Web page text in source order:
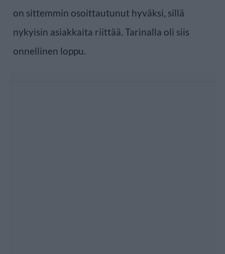
on sittemmin osoittautunut hyväksi, sillä
nykyisin asiakkaita riittää. Tarinalla oli siis
onnellinen loppu.